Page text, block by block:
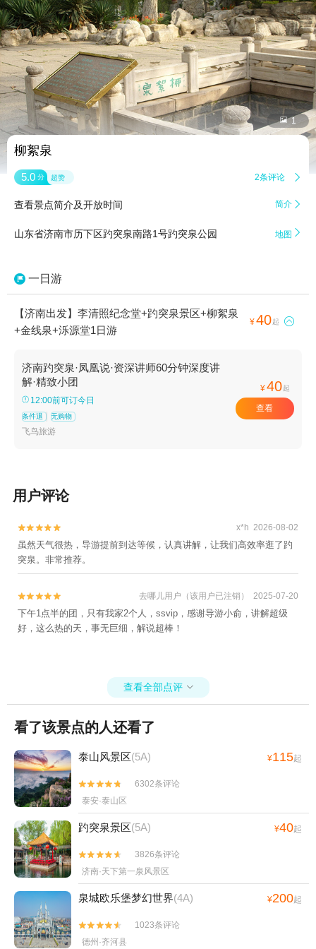
 1
柳絮泉
5.0 分 超赞 2条评论 
查看景点简介及开放时间 简介 
山东省济南市历下区趵突泉南路1号趵突泉公园 地图 
一日游
【济南出发】李清照纪念堂+趵突泉景区+柳絮泉
+金线泉+泺源堂1日游
¥40起 
济南趵突泉·凤凰说·资深讲师60分钟深度讲
解·精致小团
12:00前可订今日
条件退 无购物
飞鸟旅游
¥40起
查看
用户评论

 x*h 2026-08-02
虽然天气很热，导游提前到达等候，认真讲解，让我们高效率逛了趵
突泉。非常推荐。

 去哪儿用户（该用户已注销） 2025-07-20
下午1点半的团，只有我家2个人，ssvip，感谢导游小俞，讲解超级
好，这么热的天，事无巨细，解说超棒！
查看全部点评 
看了该景点的人还看了
泰山风景区(5A) ¥115起


6302条评论
泰安·泰山区
趵突泉景区(5A) ¥40起


3826条评论
济南·天下第一泉风景区
泉城欧乐堡梦幻世界(4A) ¥200起


1023条评论
德州·齐河县
